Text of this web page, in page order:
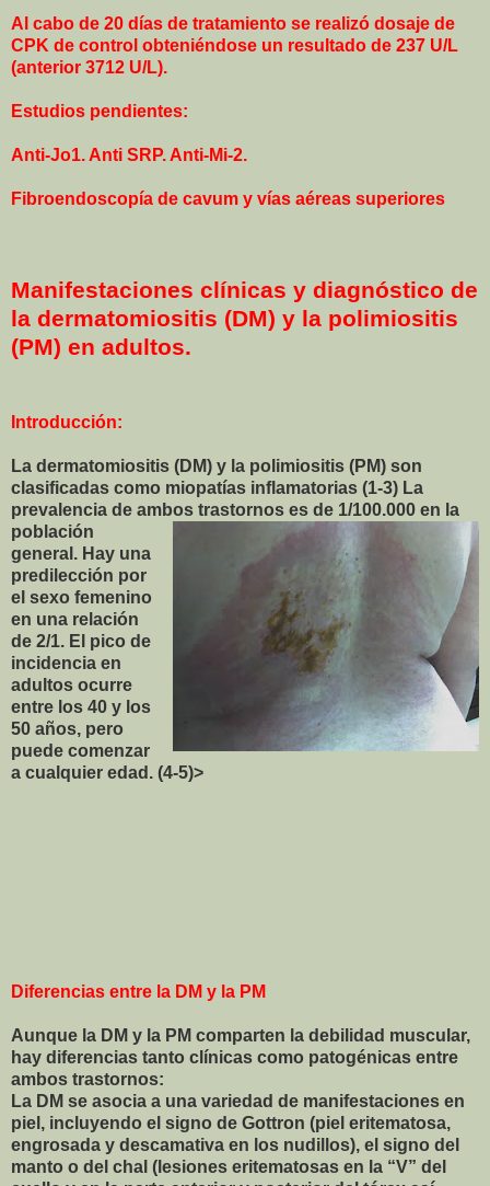
Al cabo de 20 días de tratamiento se realizó dosaje de
CPK de control obteniéndose un resultado de 237 U/L
(anterior 3712 U/L).
Estudios pendientes:
Anti-Jo1. Anti SRP. Anti-Mi-2.
Fibroendoscopía de cavum y vías aéreas superiores
Manifestaciones clínicas y diagnóstico de
la dermatomiositis (DM) y la polimiositis
(PM) en adultos.
Introducción:
La dermatomiositis (DM) y la polimiositis (PM) son
clasificadas como miopatías inflamatorias (1-3) La
prevalencia de ambos trastornos es de 1/100.000 en la
población
general. Hay una
predilección por
el sexo femenino
en una relación
de 2/1. El pico de
incidencia en
adultos ocurre
entre los 40 y los
50 años, pero
puede comenzar
a cualquier edad. (4-5)>
Diferencias entre la DM y la PM
Aunque la DM y la PM comparten la debilidad muscular,
hay diferencias tanto clínicas como patogénicas entre
ambos trastornos:
La DM se asocia a una variedad de manifestaciones en
piel, incluyendo el signo de Gottron (piel eritematosa,
engrosada y descamativa en los nudillos), el signo del
manto o del chal (lesiones eritematosas en la “V” del